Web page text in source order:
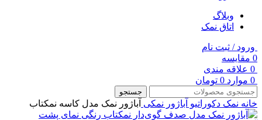
وبلاگ
اتاق نمک
ورود / ثبت نام
0 مقایسه
0 علاقه مندی
0 موارد 0 تومان
جستجو
خانه نمک دکوراتیو آباژور نمکی آباژور نمک مدل کاسه نمکتاب